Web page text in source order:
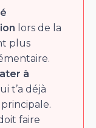
lors de la
plus
à
t’a déjà
faire